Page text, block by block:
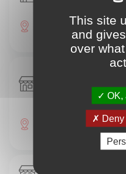
198 RN
SATHONAY
2/4/6 RUE DE
This site
and
over
OK,